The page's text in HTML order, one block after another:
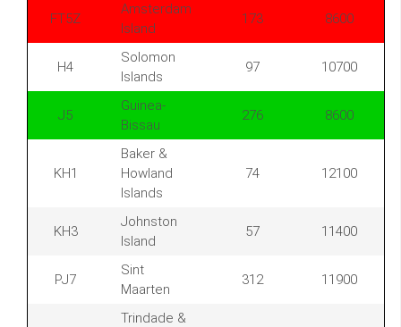
FT5Z
Amsterdam
Island
173 8600
H4
Solomon
Islands
97 10700
J5
Guinea-
Bissau
276 8600
KH1
Baker &
Howland
Islands
74 12100
KH3
Johnston
Island
57 11400
PJ7
Sint
Maarten
312 11900
Trindade &